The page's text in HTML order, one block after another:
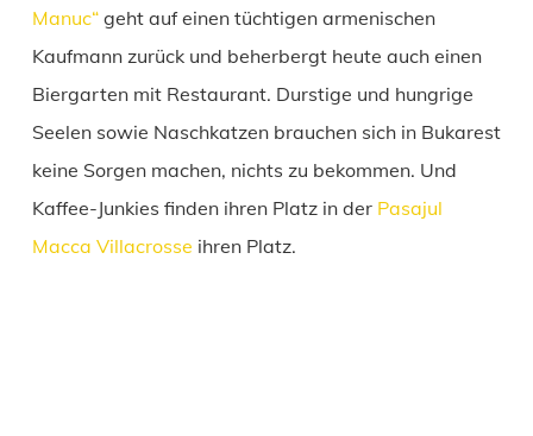
Manuc“geht auf einen tüchtigen armenischen
Kaufmann zurück und beherbergt heute auch einen
Biergarten mit Restaurant. Durstige und hungrige
Seelen sowie Naschkatzen brauchen sich in Bukarest
keine Sorgen machen, nichts zu bekommen. Und
Kaffee-Junkies finden ihren Platz in der Pasajul
Macca Villacrosse ihren Platz.